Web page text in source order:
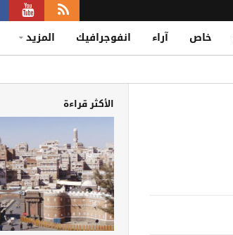
خاص آراء انفوجرافيك المزيد
الأكثر قراءة